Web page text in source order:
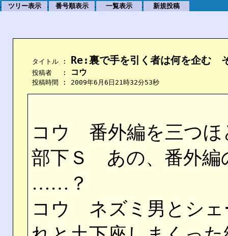
. ツリー表示 . 番号順表示 . 一覧表示 . 新規投稿
    タイトル :
Re:裏で手を引く者は何を企む　
    投稿者　 :
コウ
    投稿時間 : 2009年6月6日21時32分53秒
コウ 番外編を三つほ
部下Ｓ あの、番外編
……？
コウ ネズミ男とシェ